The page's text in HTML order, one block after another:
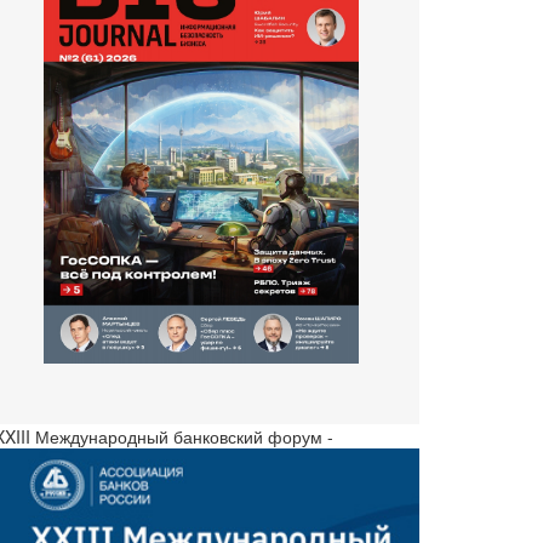
Международный банковский форум -